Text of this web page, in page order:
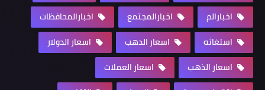
اخبارالم
اخبارالمجتمع
اخبارالمحافظات
استغاثه
اسعار الدهب
اسعار الدولار
اسعار الذهب
اسعار العملات